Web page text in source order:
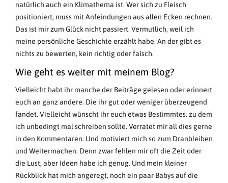
natürlich auch ein Klimathema ist. Wer sich zu Fleisch
positioniert, muss mit Anfeindungen aus allen Ecken rechnen.
Das ist mir zum Glück nicht passiert. Vermutlich, weil ich
meine persönliche Geschichte erzählt habe. An der gibt es
nichts zu bewerten, kein richtig oder falsch.
Wie geht es weiter mit meinem Blog?
Vielleicht habt ihr manche der Beiträge gelesen oder erinnert
euch an ganz andere. Die ihr gut oder weniger überzeugend
fandet. Vielleicht wünscht ihr euch etwas Bestimmtes, zu dem
ich unbedingt mal schreiben sollte. Verratet mir all dies gerne
in den Kommentaren. Und motiviert mich so zum Dranbleiben
und Weitermachen. Denn zwar fehlen mir oft die Zeit oder
die Lust, aber Ideen habe ich genug. Und mein kleiner
Rückblick hat mich angeregt, noch ein paar Babys auf die